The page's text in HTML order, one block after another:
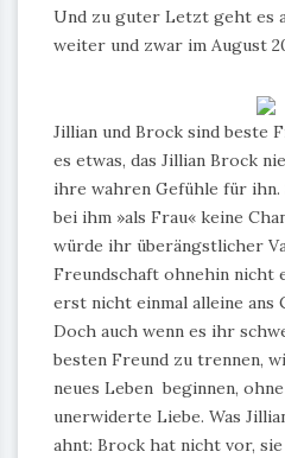
Und zu guter Letzt geht es
weiter und zwar im August
Jillian und Brock sind beste
es etwas, das Jillian Brock
ihre wahren Gefühle für ihn.
bei ihm »als Frau« keine
würde ihr überängstlicher
Freundschaft ohnehin nicht
erst nicht einmal alleine ans
Doch auch wenn es ihr
besten Freund zu trennen,
neues Leben beginnen,
unerwiderte Liebe. Was
ahnt: Brock hat nicht vor,